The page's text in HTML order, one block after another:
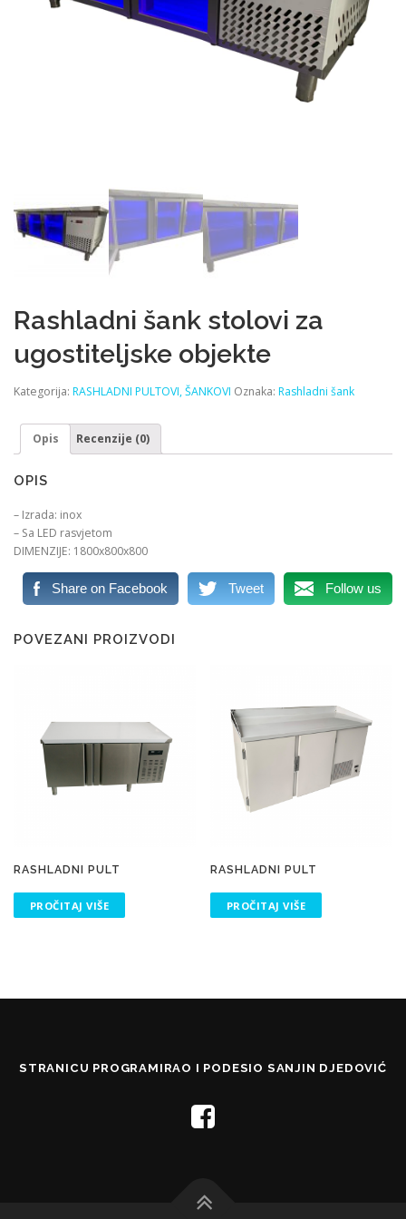
Rashladni šank stolovi za
ugostiteljske objekte
Kategorija: RASHLADNI PULTOVI, ŠANKOVI Oznaka: Rashladni šank
Opis Recenzije (0)
OPIS
– Izrada: inox
– Sa LED rasvjetom
DIMENZIJE: 1800x800x800
Share on Facebook Tweet Follow us
POVEZANI PROIZVODI
RASHLADNI PULT
PROČITAJ VIŠE
RASHLADNI PULT
PROČITAJ VIŠE
STRANICU PROGRAMIRAO I PODESIO SANJIN DJEDOVIĆ